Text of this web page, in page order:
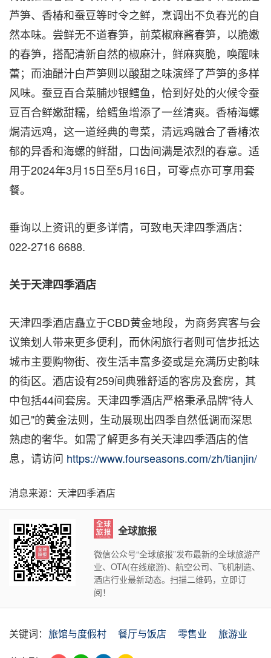
芦笋、香椿和蚕豆等时令之鲜，烹调出不负春光的自
然本味。尝鲜无不道春笋，前菜椒麻酱春笋，以脆嫩
的春笋，搭配清新自然的椒麻汁，鲜麻爽脆，唤醒味
蕾；而油醋汁白芦笋则以酸甜之味演绎了芦笋的多样
风味。蚕豆百合菜脯炒银鳕鱼，恰到好处的火候令蚕
豆百合鲜嫩甜糯，给鳕鱼增添了一丝清爽。香椿海螺
焗清远鸡，这一道经典的粤菜，清远鸡融合了香椿浓
郁的异香和海螺的鲜甜，口齿间满是浓烈的春意。适
用于2024年3月15日至5月16日，可零点亦可享用套
餐。
垂询以上资讯的更多详情，可致电天津四季酒店：
022-2716 6688.
关于天津四季酒店
天津四季酒店矗立于CBD黄金地段，为商务宾客与会
议策划人带来更多便利，而休闲旅行者则可信步抵达
城市主要购物街、夜生活丰富多姿或是充满历史韵味
的街区。酒店设有259间典雅舒适的客房及套房，其
中包括44间套房。天津四季酒店严格秉承品牌"待人
如己"的黄金法则，生动展现出四季自然低调而深思
熟虑的奢华。如需了解更多有关天津四季酒店的信
息，请访问 https://www.fourseasons.com/zh/tianjin/
消息来源：天津四季酒店
全球旅报
微信公众号“全球旅报”发布最新的全球旅游产
业、OTA(在线旅游)、航空公司、飞机制造、
酒店行业最新动态。扫描二维码，立即订
阅！
关键词： 旅馆与度假村 餐厅与饭店 零售业
旅游业